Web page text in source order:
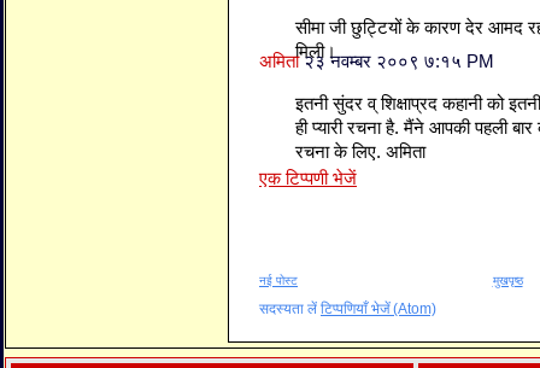
सीमा जी छुट्टियों के कारण देर आमद
मिली।
अमिता२३ नवम्बर २००९ ७:१५ PM
इतनी सुंदर व् शिक्षाप्रद कहानी को
ही प्यारी रचना है. मैंने आपकी पहली
रचना के लिए. अमिता
एक टिप्पणी भेजें
नई पोस्ट मुखपृष्ठ
सदस्यता लें टिप्पणियाँ भेजें (Atom)